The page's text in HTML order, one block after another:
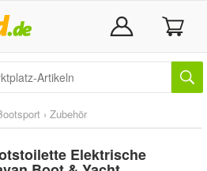
› Zubehör
Elektrische